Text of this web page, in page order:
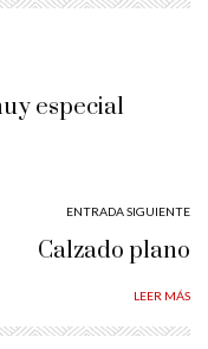
especial
ENTRADA SIGUIENTE
Calzado plano
LEER MÁS